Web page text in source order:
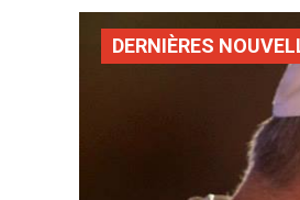
DERNIÈRES